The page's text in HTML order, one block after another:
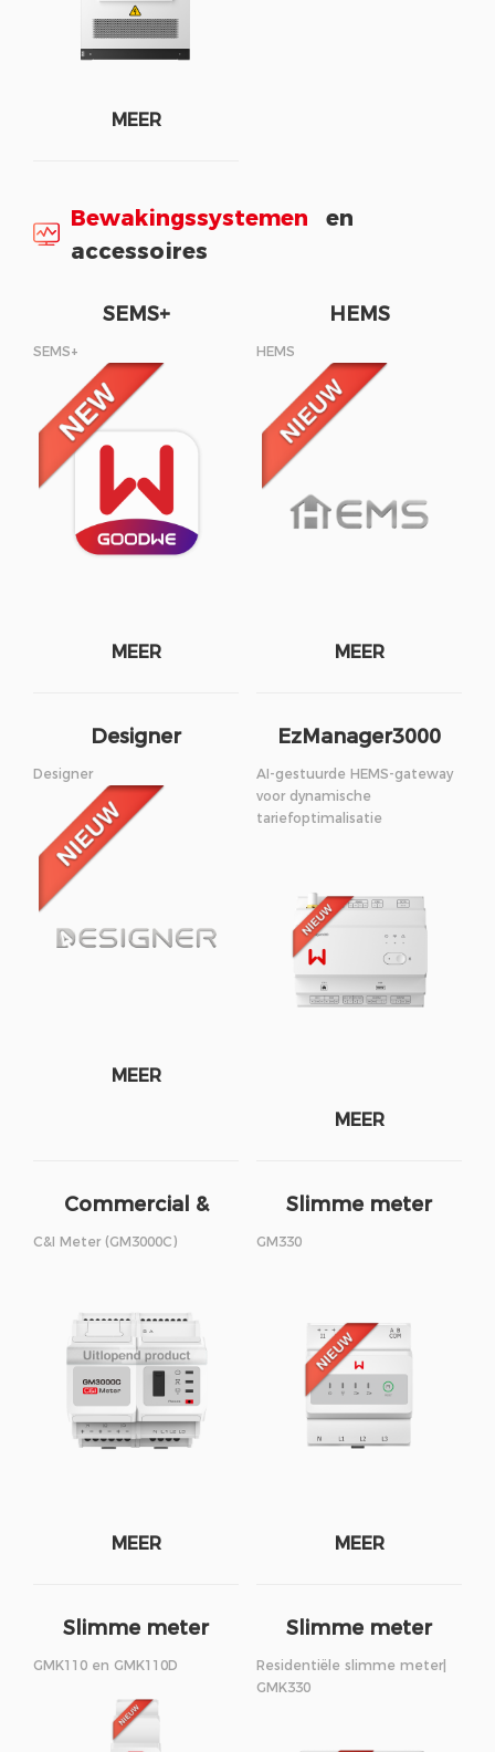
MEER
Bewakingssystemen
en
accessoires
SEMS+
SEMS+
MEER
HEMS
HEMS
MEER
Designer
Designer
MEER
EzManager3000
AI-gestuurde HEMS-gateway
voor dynamische
tariefoptimalisatie
MEER
Commercial &
Industrial Meter
C&I Meter (GM3000C)
MEER
Slimme meter
GM330
MEER
Slimme meter
GMK110 en GMK110D
Slimme meter
Residentiële slimme meter|
GMK330